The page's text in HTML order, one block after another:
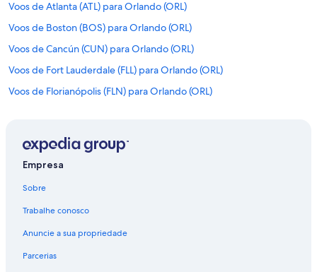
Voos de Atlanta (ATL) para Orlando (ORL)
Voos de Boston (BOS) para Orlando (ORL)
Voos de Cancún (CUN) para Orlando (ORL)
Voos de Fort Lauderdale (FLL) para Orlando (ORL)
Voos de Florianópolis (FLN) para Orlando (ORL)
Voos de Miami (MIA) para Orlando (ORL)
Voos de Recife (REC) para Orlando (ORL)
Voos de Rio de Janeiro (RIO) para Orlando (ORL)
Empresa
Sobre
Trabalhe conosco
Anuncie a sua propriedade
Parcerias